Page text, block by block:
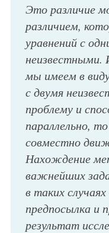
Это различие
различием,
уравнений с
неизвестными.
мы имеем в
с двумя
проблему и
параллельно,
совместно
Нахождение
важнейших
в таких
предпосылка и
результат